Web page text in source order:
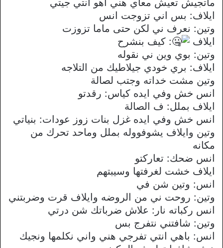
ايلاف: بس اني تزوجت انس
وتين: نعرف ني لكن حتى ماما تزوزت
ايلاف
: كيف بنشرح
وتين: بوي وين ني نقوله
ايلاف: بري خودي جيلاطيك من التلاجه
وتين مشت خداته وجتب لصالة
انس خش وفي ايده كياس: رقدتو
ايلاف بملل: ف الصالة
انس خش وفي ايده غزل بنات زوز عودات: بنياتي
وتين وايلاف يشوفووله بملل وماحد تحرك من
مكانه
انس ضحك: تعاركتو
ايلاف خشت لغرفتها وسيبتهم
انس: وتين شن في
وتين: روحت ني من الروضه وايلاف قرت وضربتني
انس ركباته نار: علاش ضرباتك شن درتي
وتين: شافتني نتفرج بس
انس: باهي انتي تفرجي هني واني نكلمها ونجيك